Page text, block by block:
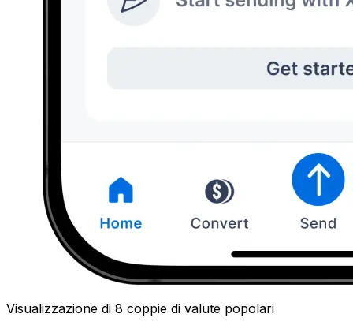
Visualizzazione di 8 coppie di valute popolari